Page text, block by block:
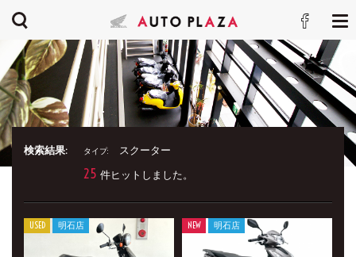
検索結果: タイプ: スクーター
25 件ヒットしました。
USED 明石店 NEW 明石店